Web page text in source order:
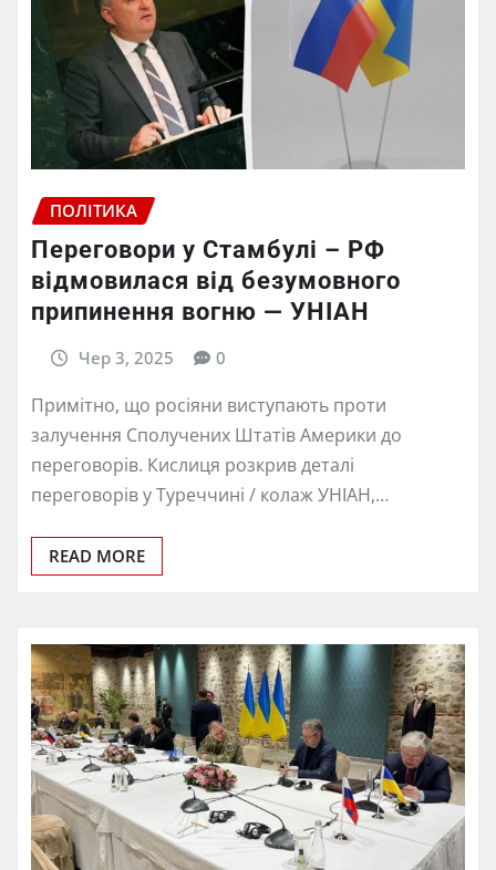
ПОЛІТИКА
Переговори у Стамбулі – РФ
відмовилася від безумовного
припинення вогню — УНІАН
Чер 3, 2025 0
Примітно, що росіяни виступають проти
залучення Сполучених Штатів Америки до
переговорів. Кислиця розкрив деталі
переговорів у Туреччині / колаж УНІАН,…
READ MORE